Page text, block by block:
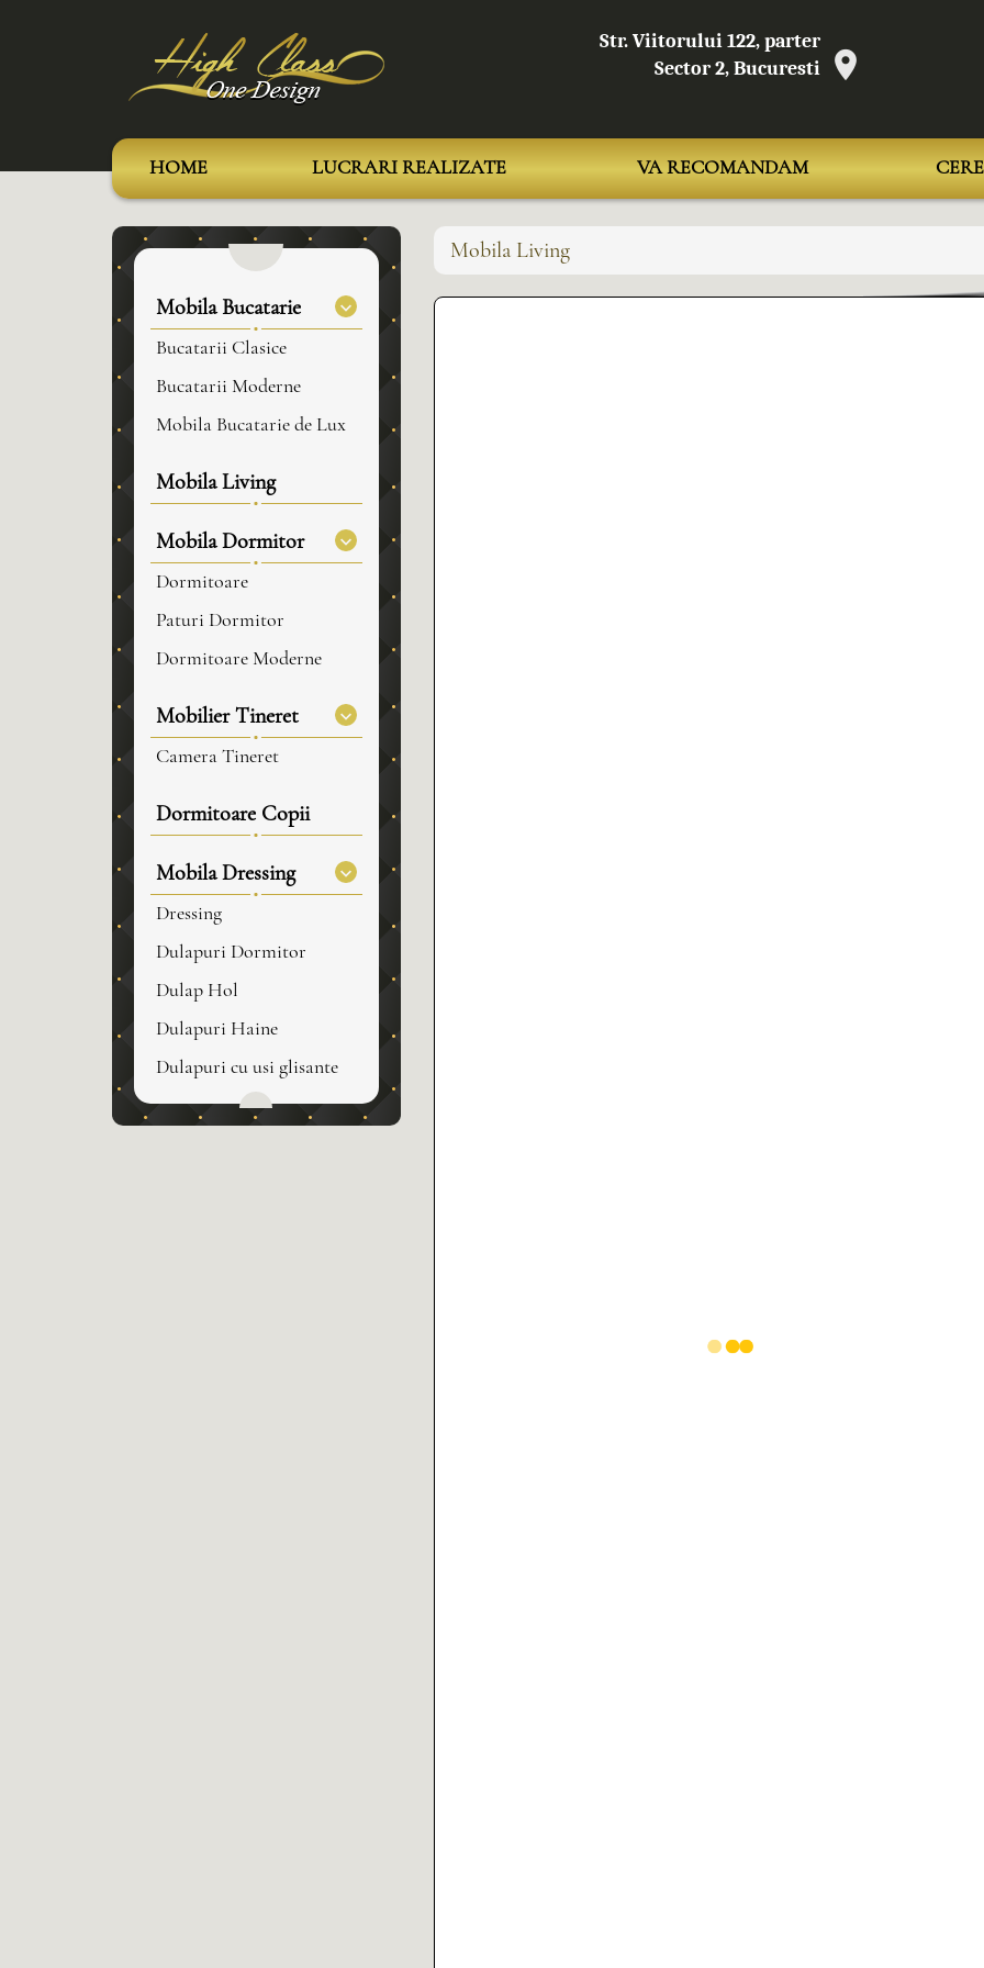
Str. Viitorului 122, parter
Sector 2, Bucuresti
HOME LUCRARI REALIZATE VA RECOMANDAM
Mobila Bucatarie
Bucatarii Clasice
Bucatarii Moderne
Mobila Bucatarie de Lux
Mobila Living
Mobila Dormitor
Dormitoare
Paturi Dormitor
Dormitoare Moderne
Mobilier Tineret
Camera Tineret
Dormitoare Copii
Mobila Dressing
Dressing
Dulapuri Dormitor
Dulap Hol
Dulapuri Haine
Dulapuri cu usi glisante
Mobila Living